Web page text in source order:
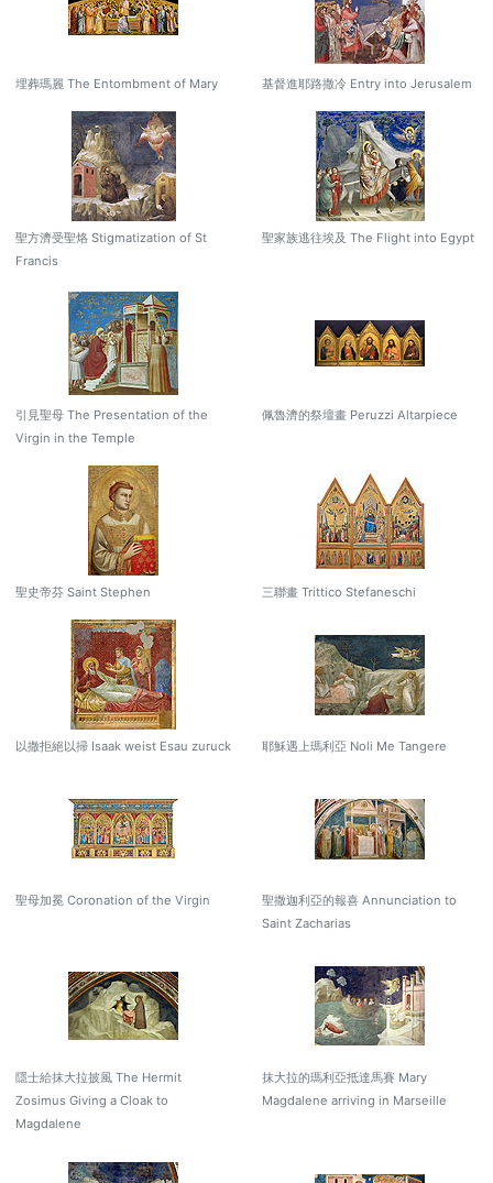
埋葬瑪麗 The Entombment of Mary 基督進耶路撒冷 Entry into Jerusalem
聖方濟受聖烙 Stigmatization of St
Francis
聖家族逃往埃及 The Flight into Egypt
引見聖母 The Presentation of the
Virgin in the Temple
佩魯濟的祭壇畫 Peruzzi Altarpiece
聖史帝芬 Saint Stephen 三聯畫 Trittico Stefaneschi
以撒拒絕以掃 Isaak weist Esau zuruck 耶穌遇上瑪利亞 Noli Me Tangere
聖母加冕 Coronation of the Virgin
聖撒迦利亞的報喜 Annunciation to
Saint Zacharias
隱士給抹大拉披風 The Hermit
Zosimus Giving a Cloak to
Magdalene
抹大拉的瑪利亞抵達馬賽 Mary
Magdalene arriving in Marseille